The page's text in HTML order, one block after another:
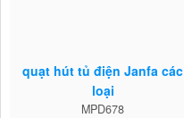
quạt hút tủ điện Janfa các
loại
MPD678